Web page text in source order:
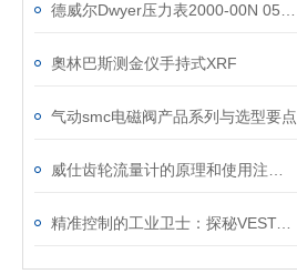
奧林巴斯测金仪手持式XRF
气动smc电磁阀产品系列与选型要点
精准控制的工业卫士：探秘VESTA电磁阀的技术魅力与应用世界